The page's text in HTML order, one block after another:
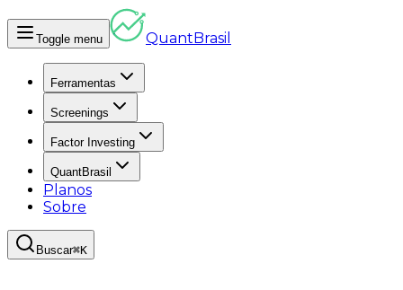
Toggle menu QuantBrasil
Ferramentas
Screenings
Factor Investing
QuantBrasil
Planos
Sobre
Buscar⌘K